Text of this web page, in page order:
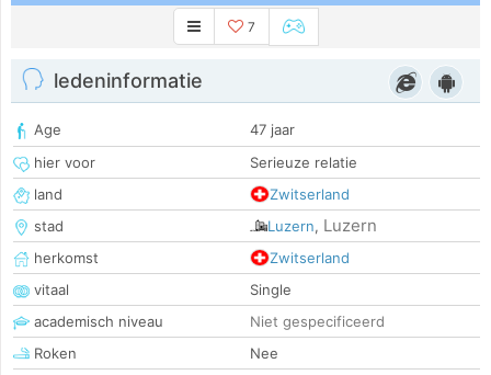
7
ledeninformatie
Age
47 jaar
hier voor
Serieuze relatie
land
Zwitserland
stad
Luzern, Luzern
herkomst
Zwitserland
vitaal
Single
academisch niveau
Niet gespecificeerd
Roken
Nee